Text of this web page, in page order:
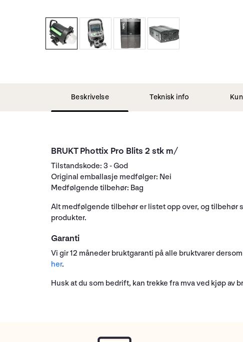
Beskrivelse Teknisk info
BRUKT Phottix Pro Blits 2 stk m/
Tilstandskode: 3 - God
Original emballasje medfølger: Nei
Medfølgende tilbehør: Bag
Alt medfølgende tilbehør er listet opp over, og tilbehør
produkter.
Garanti
Vi gir 12 måneder bruktgaranti på alle bruktvarer
her.
Husk at du som bedrift, kan trekke fra mva ved kjøp av